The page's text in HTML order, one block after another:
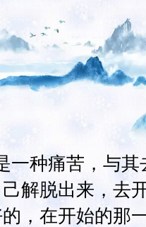
种痛苦，与其
解脱出来，去
，在开始的那